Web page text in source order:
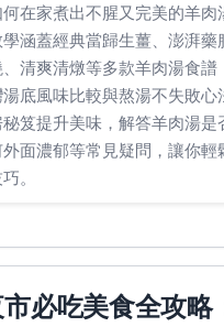
在家煮出不腥又完美的羊肉
涵蓋經典當歸生薑、澎湃藥
清爽清燉等多款羊肉湯食譜
底風味比較與熬湯不失敗心
笈提升美味，解答羊肉湯是
面濃郁等常見疑問，讓你輕
。
必吃美食全攻略